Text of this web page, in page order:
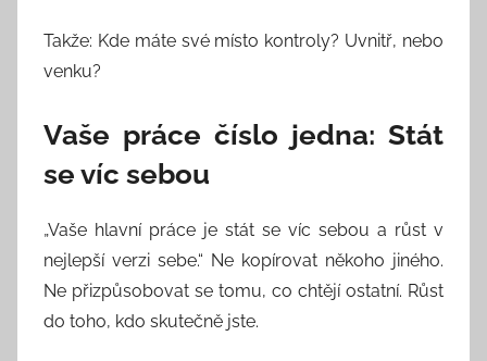
Takže: Kde máte své místo kontroly? Uvnitř, nebo
venku?
Vaše práce číslo jedna: Stát
se víc sebou
„Vaše hlavní práce je stát se víc sebou a růst v
nejlepší verzi sebe.“ Ne kopírovat někoho jiného.
Ne přizpůsobovat se tomu, co chtějí ostatní. Růst
do toho, kdo skutečně jste.